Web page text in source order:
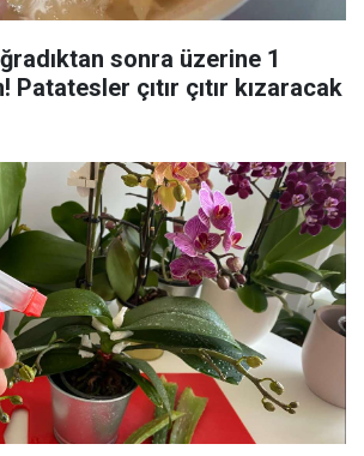
sonra üzerine 1
Patatesler çıtır çıtır kızaracak